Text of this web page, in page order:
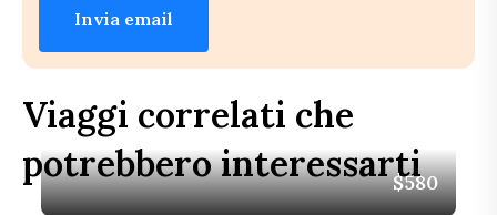
Invia email
Viaggi correlati che
potrebbero interessarti
$580